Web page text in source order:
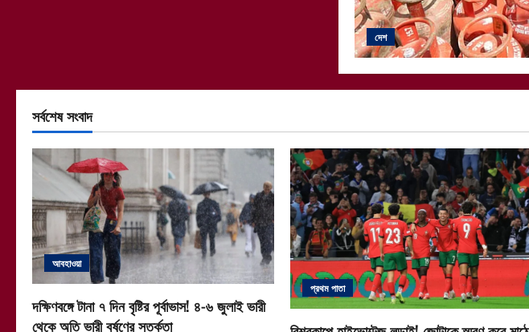
দেশ
সর্বশেষ সংবাদ
আবহাওয়া
দক্ষিণবঙ্গে টানা ৭ দিন বৃষ্টির পূর্বাভাস! ৪-৬ জুলাই ভারী
থেকে অতি ভারী বর্ষণের সতর্কতা
প্রথম পাতা